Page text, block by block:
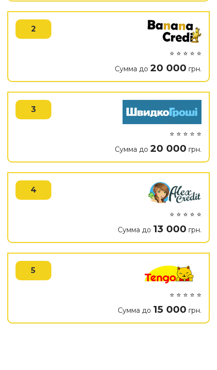
2
⭐ ⭐ ⭐ ⭐ ⭐
Сумма до 20 000 грн.
3
⭐ ⭐ ⭐ ⭐ ⭐
Сумма до 20 000 грн.
4
⭐ ⭐ ⭐ ⭐ ⭐
Сумма до 13 000 грн.
5
⭐ ⭐ ⭐ ⭐ ⭐
Сумма до 15 000 грн.